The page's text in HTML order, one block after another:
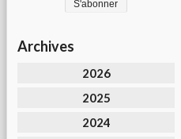
Archives
2026
2025
2024